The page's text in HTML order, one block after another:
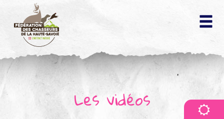
La fédération
des chasseurs
Vivre la nature
Les vidéos